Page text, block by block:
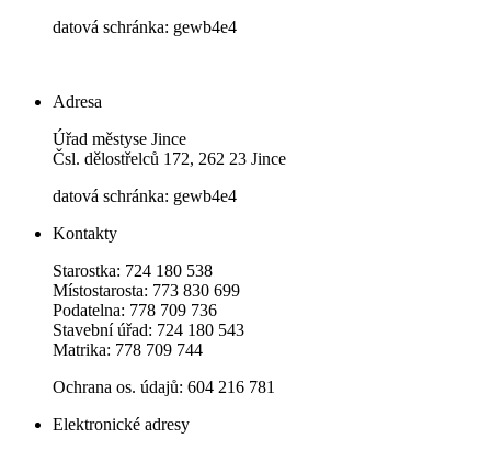
datová schránka: gewb4e4
Adresa
Úřad městyse Jince
Čsl. dělostřelců 172, 262 23 Jince
datová schránka: gewb4e4
Kontakty
Starostka: 724 180 538
Místostarosta: 773 830 699
Podatelna: 778 709 736
Stavební úřad: 724 180 543
Matrika: 778 709 744
Ochrana os. údajů: 604 216 781
Elektronické adresy